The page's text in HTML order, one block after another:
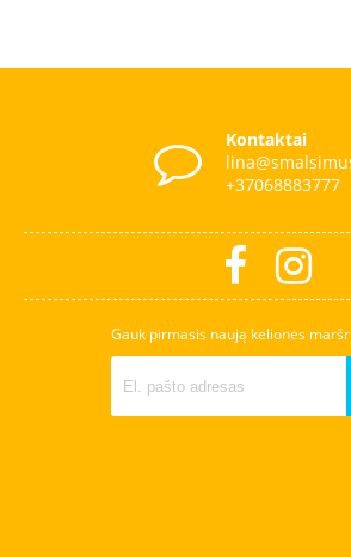
Kontaktai
+37068883777
Gauk pirmasis naują kelionės